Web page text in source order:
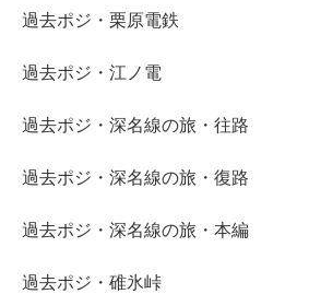
過去ポジ・栗原電鉄
過去ポジ・江ノ電
過去ポジ・深名線の旅・往路
過去ポジ・深名線の旅・復路
過去ポジ・深名線の旅・本編
過去ポジ・碓氷峠